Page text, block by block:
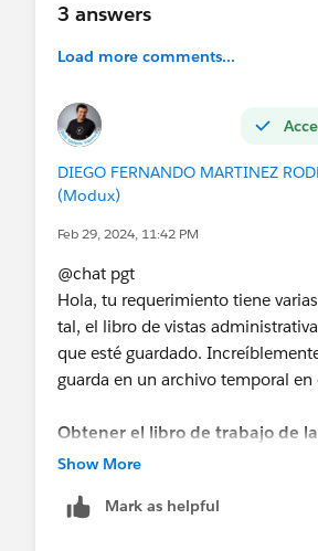
3 answers
Load more comments...
DIEGO FERNANDO MARTINEZ
(Modux)
Feb 29, 2024, 11:42 PM
@chat pgt​
Hola, tu requerimiento tiene
tal, el libro de vistas
que esté guardado.
guarda en un archivo temporal en
Obtener el libro de trabajo de
administrative Views
de trabajo de vistas
Show More
Mark as helpful